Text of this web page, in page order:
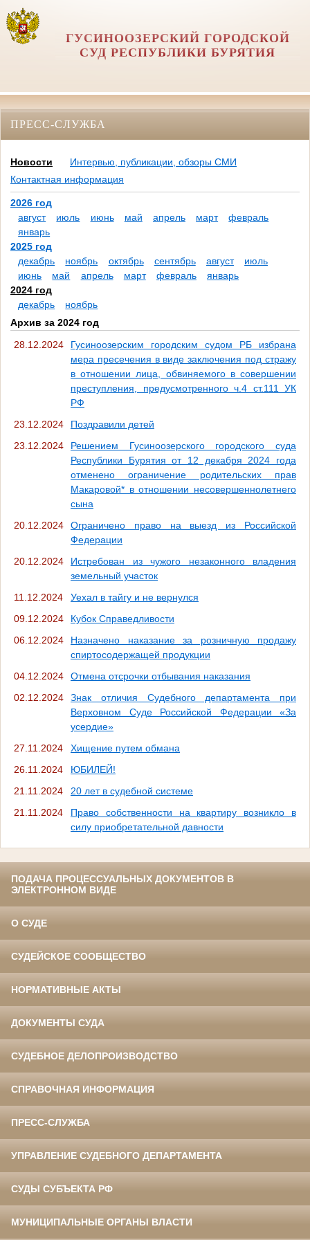
ГУСИНООЗЕРСКИЙ ГОРОДСКОЙ
СУД РЕСПУБЛИКИ БУРЯТИЯ
ПРЕСС-СЛУЖБА
Новости
Интервью, публикации, обзоры СМИ
Контактная информация
2026 год
август
июль июнь май апрель март
февраль
январь
2025 год
декабрь
ноябрь октябрь сентябрь август
июль
июнь
май апрель март февраль
январь
2024 год
декабрь
ноябрь
Архив за 2024 год
28.12.2024
Гусиноозерским городским судом РБ избрана
мера пресечения в виде заключения под стражу
в отношении лица, обвиняемого в совершении
преступления, предусмотренного ч.4 ст.111 УК
РФ
23.12.2024
Поздравили детей
23.12.2024
Решением Гусиноозерского городского суда
Республики Бурятия от 12 декабря 2024 года
отменено ограничение родительских прав
Макаровой* в отношении несовершеннолетнего
сына
20.12.2024
Ограничено право на выезд из Российской
Федерации
20.12.2024
Истребован из чужого незаконного владения
земельный участок
11.12.2024
Уехал в тайгу и не вернулся
09.12.2024
Кубок Справедливости
06.12.2024
Назначено наказание за розничную продажу
спиртосодержащей продукции
04.12.2024
Отмена отсрочки отбывания наказания
02.12.2024
Знак отличия Судебного департамента при
Верховном Суде Российской Федерации «За
усердие»
27.11.2024
Хищение путем обмана
26.11.2024
ЮБИЛЕЙ!
21.11.2024
20 лет в судебной системе
21.11.2024
Право собственности на квартиру возникло в
силу приобретательной давности
ПОДАЧА ПРОЦЕССУАЛЬНЫХ ДОКУМЕНТОВ В
ЭЛЕКТРОННОМ ВИДЕ
О СУДЕ
СУДЕЙСКОЕ СООБЩЕСТВО
НОРМАТИВНЫЕ АКТЫ
ДОКУМЕНТЫ СУДА
СУДЕБНОЕ ДЕЛОПРОИЗВОДСТВО
СПРАВОЧНАЯ ИНФОРМАЦИЯ
ПРЕСС-СЛУЖБА
УПРАВЛЕНИЕ СУДЕБНОГО ДЕПАРТАМЕНТА
СУДЫ СУБЪЕКТА РФ
МУНИЦИПАЛЬНЫЕ ОРГАНЫ ВЛАСТИ